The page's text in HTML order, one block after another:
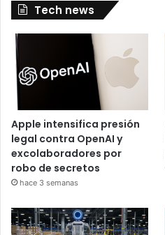
Tech news
Apple intensifica presión
legal contra OpenAI y
excolaboradores por
robo de secretos
hace 3 semanas